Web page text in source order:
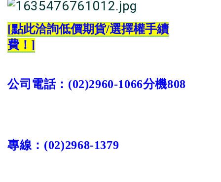
[點此洽詢低價期貨/選擇權手續
費！ ]
公司電話： (02)2960-1066分機808
專線： (02)2968-1379